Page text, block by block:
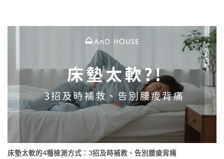
床墊太軟的4種檢測方式：3招及時補救、告別腰痠背痛